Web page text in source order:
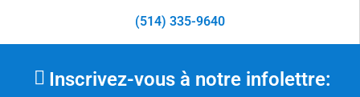
(514) 335-9640
Inscrivez-vous à notre infolettre: